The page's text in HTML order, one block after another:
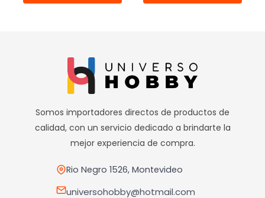
de
de
variantes.
Las
opciones
se
pueden
Somos importadores directos de productos de
calidad, con un servicio dedicado a brindarte la
mejor experiencia de compra.
Rio Negro 1526, Montevideo
universohobby@hotmail.com